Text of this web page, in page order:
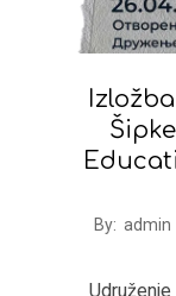
2025-
14
By: admin